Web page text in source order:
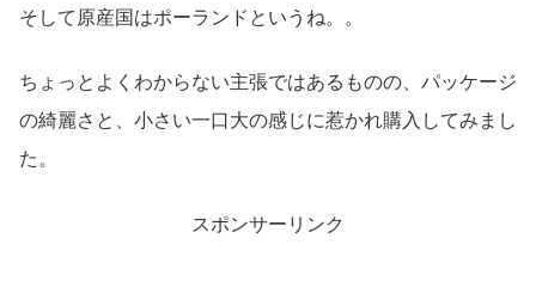
そして原産国はポーランドというね。。
ちょっとよくわからない主張ではあるものの、パッケージ
の綺麗さと、小さい一口大の感じに惹かれ購入してみまし
た。
スポンサーリンク